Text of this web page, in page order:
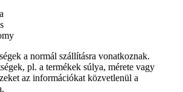
a normál szállításra vonatkoznak.
pl. a termékek súlya, mérete vagy
az információkat közvetlenül a